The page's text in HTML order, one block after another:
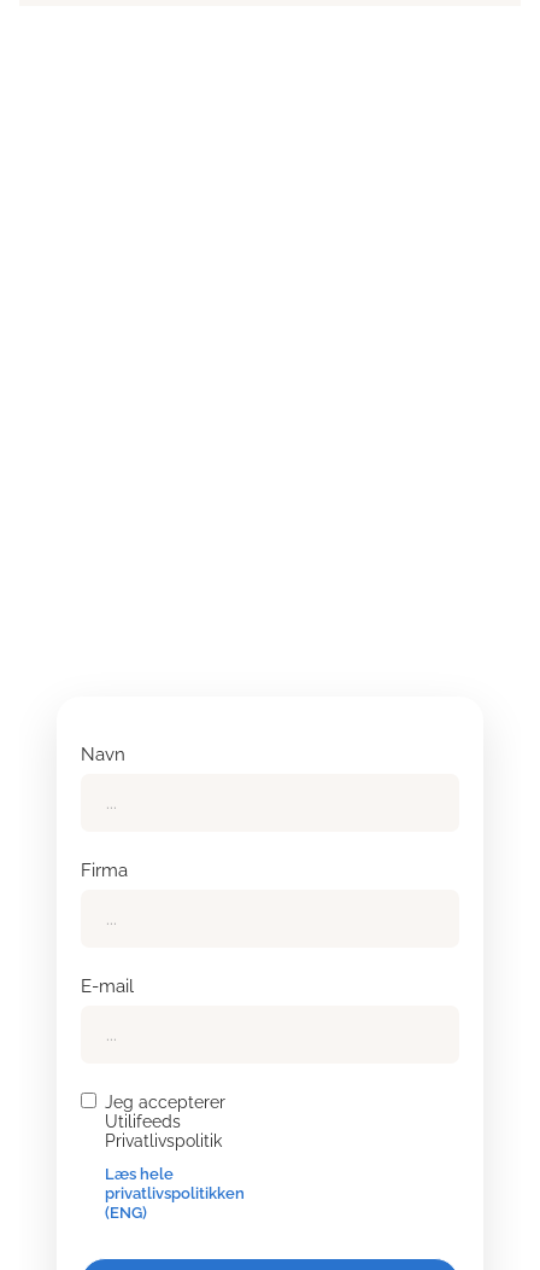
Navn
Firma
E-mail
Jeg accepterer
Utilifeeds
Privatlivspolitik
Læs hele
privatlivspolitikken
(ENG)